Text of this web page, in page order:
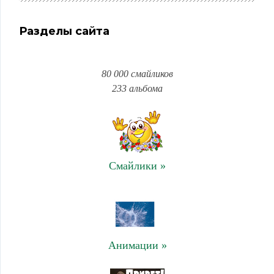
Разделы сайта
80 000 смайликов
233 альбома
Смайлики »
Анимации »